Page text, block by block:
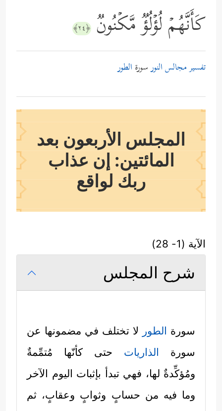
كَأَنَّهُمۡ لُؤۡلُؤࣱ مَّكۡنُونࣱ ﴿٢٤﴾
تفسير مجالس النورسورة الطور
المجلس الأربعون بعد
المائتين: إن عذاب
ربك لواقع
الآية (1- 28)
شرح المجلس
سورة الطور لا تختلف في مضمونها عن
سورة الذاريات حتى كأنّها مُتمِّمةٌ
ومُؤكِّدةٌ لها، فهي تبدأ بإثبات اليوم الآخر
وما فيه من حسابٍ وثوابٍ وعقابٍ، ثم